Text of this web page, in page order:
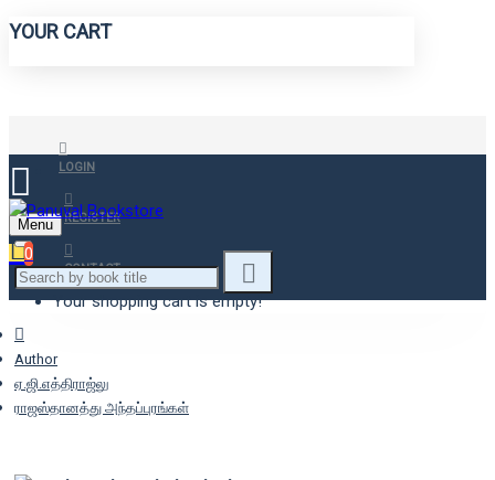
YOUR CART
LOGIN
REGISTER
CONTACT
Menu
0
Your shopping cart is empty!
Author
ஏ.ஜி.எத்திராஜ்லு
ராஜஸ்தானத்து அந்தப்புரங்கள்